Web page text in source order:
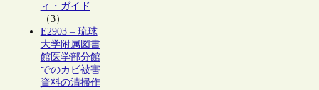
ィ・ガイド
（3）
E2903 – 琉球
大学附属図書
館医学部分館
でのカビ被害
資料の清掃作